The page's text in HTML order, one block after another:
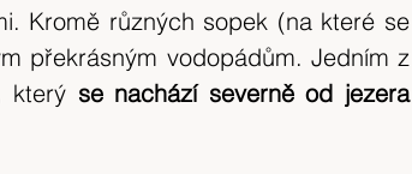
Kromě různých sopek (na které se
překrásným vodopádům. Jedním z
který se nachází severně od jezera